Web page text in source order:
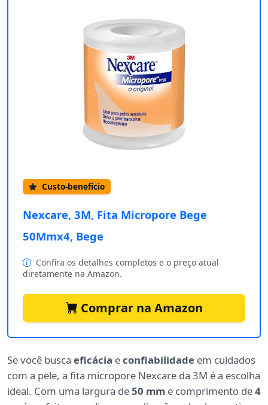
Custo-benefício
Nexcare, 3M, Fita Micropore Bege
50Mmx4, Bege
Confira os detalhes completos e o preço atual
diretamente na Amazon.
Comprar na Amazon
Se você busca eficácia econfiabilidade em cuidados
com a pele, a fita micropore Nexcare da 3M é a escolha
ideal. Com uma largura de50 mm e comprimento de4